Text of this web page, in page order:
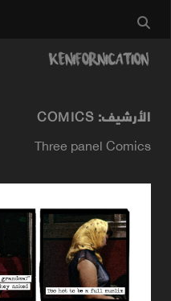
الأرشيف: COMICS
Three panel Comics